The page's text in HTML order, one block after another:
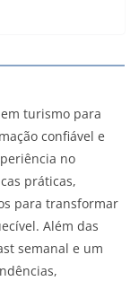
turismo para
confiável e
no
práticas,
para transformar
Além das
semanal e um